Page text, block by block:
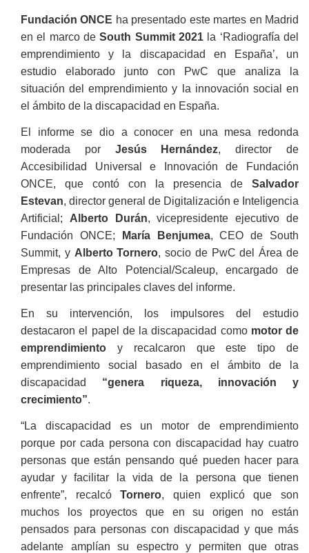
Fundación ONCE ha presentado este martes en Madrid
en el marco deSouth Summit 2021 la ‘Radiografía del
emprendimiento y la discapacidad en España’, un
estudio elaborado junto con PwC que analiza la
situación del emprendimiento y la innovación social en
el ámbito de la discapacidad en España.
El informe se dio a conocer en una mesa redonda
moderada por Jesús Hernández, director de
Accesibilidad Universal e Innovación de Fundación
ONCE, que contó con la presencia de Salvador
Estevan, director general de Digitalización e Inteligencia
Artificial; Alberto Durán, vicepresidente ejecutivo de
Fundación ONCE;
María Benjumea, CEO de South
Summit, y Alberto Tornero, socio de PwC del Área de
Empresas de Alto Potencial/Scaleup, encargado de
presentar las principales claves del informe.
En su intervención, los impulsores del estudio
destacaron el papel de la discapacidad como motor de
emprendimiento y recalcaron que este tipo de
emprendimiento social basado en el ámbito de la
discapacidad “genera riqueza, innovación y
crecimiento”.
“La discapacidad es un motor de emprendimiento
porque por cada persona con discapacidad hay cuatro
personas que están pensando qué pueden hacer para
ayudar y facilitar la vida de la persona que tienen
enfrente”, recalcóTornero, quien explicó que son
muchos los proyectos que en su origen no están
pensados para personas con discapacidad y que más
adelante amplían su espectro y permiten que otras